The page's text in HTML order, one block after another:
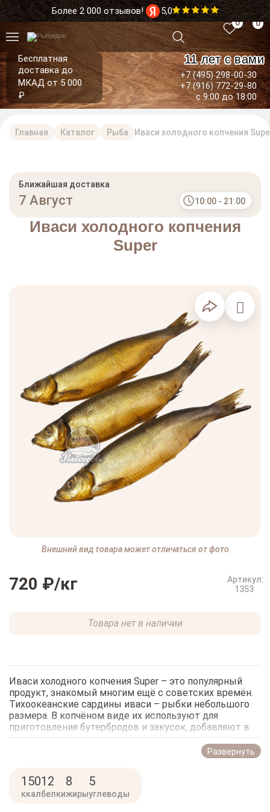
Более 2 000 отзывов! 5,0
Бесплатная
доставка до
МКАД от 5 000
₽
11 лет с вами
+7 (495) 298-00-30
+7 (916) 772-29-80
с 9:00 до 18:00
0 0
Главная Каталог Рыба Иваси холодного копчения
Иваси холодного копчения
Super
Ближайшая доставка
7 Август 10:00 - 21:00
Внешний вид товара может отличаться от фото
720 ₽/кг
Артикул:
1353
Товара нет в наличии
Иваси холодного копчения Super – это популярный
продукт, знакомый многим ещё с советских времён.
Тихоокеанские сардины иваси – рыбки небольшого
размера. В копчёном виде их используют для
приготовления бутербродов и закусок, добавляют в
салаты или подают с гарниром. Иваси холодного
копчения хорошо сочетаются с отварным
картофелем, вареными яйцами, рисом и овощами.
невероятный аромат и приятный золотистый цвет не
дают пройти мимо этой вкусной и полезной рыбки.
Развернуть
150
ккал
12
белки
8
жиры
5
углеводы